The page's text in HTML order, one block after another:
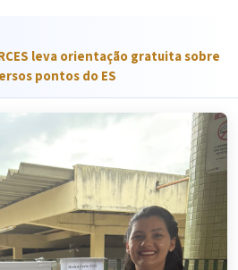
leva orientação gratuita sobre
pontos do ES